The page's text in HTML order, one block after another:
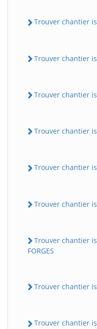
Trouver chantier
Trouver chantier
Trouver chantier
Trouver chantier
Trouver chantier
Trouver chantier
Trouver chantier
FORGES
Trouver chantier
Trouver chantier